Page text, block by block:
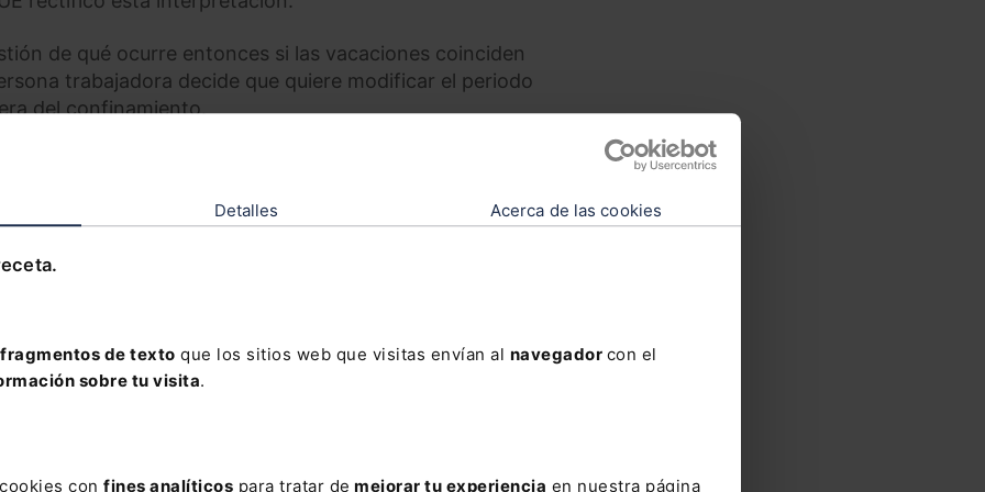
Detalles Acerca de las cookies
de texto que los sitios web que visitas envían al navegador con el
sobre tu visita.
con fines analíticos para tratar de mejorar tu experiencia en nuestra página
de qué ocurre entonces si las vacaciones coinciden
trabajadora decide que quiere modificar el periodo
del confinamiento.
el derecho a vacaciones es siempre un pacto entre
su disfrute ni su imposición unilateral por parte de una
debería caber la modificación unilateral de las ya
la solicitud del cambio por parte de la persona
ya acordados, la respuesta del empleador
previa vacacional (haya sido a través de convenio, de
aun entendiendo la lógica de la petición, el hecho de
alarma y su consecuente confinamiento habría de
afecta no solo a la persona trabajadora, sino
evidente por qué la ausencia de libertad de
interpretarse únicamente en su beneficio y en contra